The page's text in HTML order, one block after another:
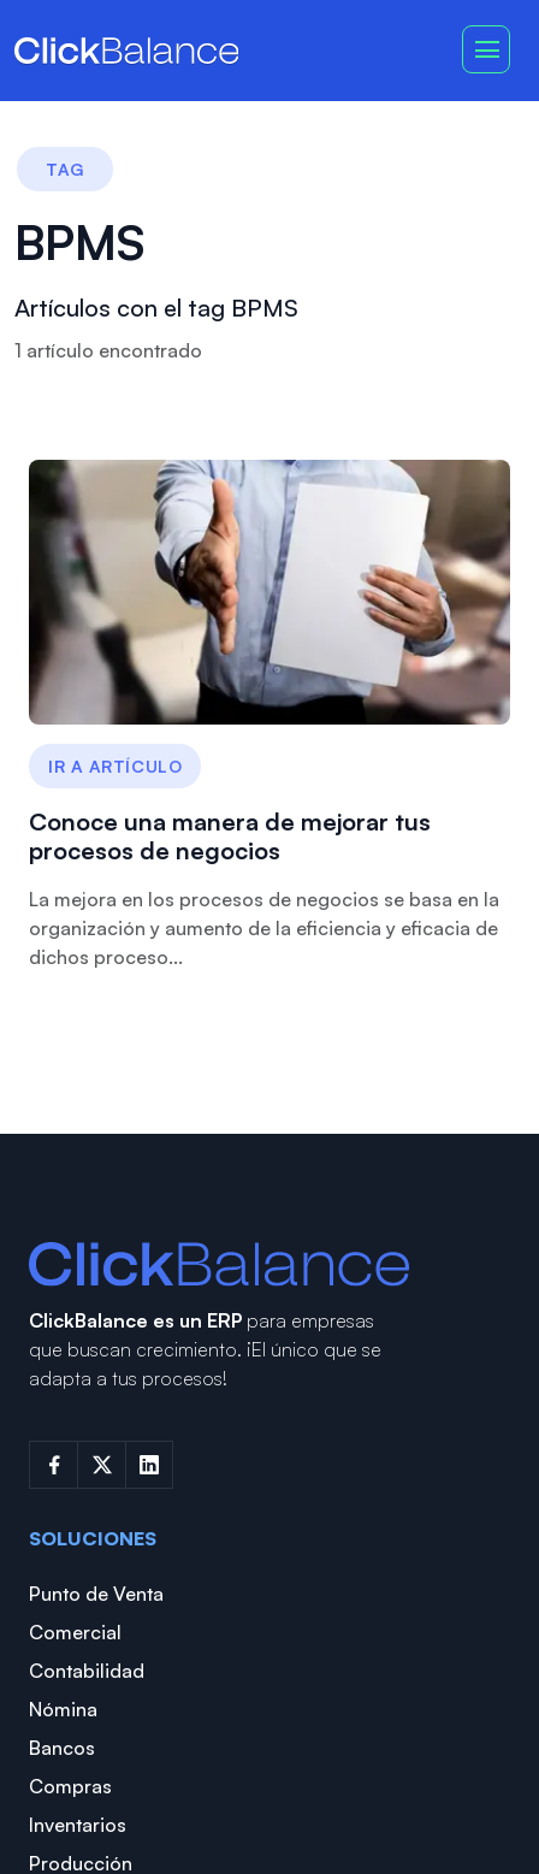
TAG
BPMS
Artículos con el tag BPMS
1 artículo encontrado
IR A ARTÍCULO
Conoce una manera de mejorar tus
procesos de negocios
La mejora en los procesos de negocios se basa en la
organización y aumento de la eficiencia y eficacia de
dichos proceso...
ClickBalance es un ERP para empresas
que buscan crecimiento. ¡El único que se
adapta a tus procesos!
SOLUCIONES
Punto de Venta
Comercial
Contabilidad
Nómina
Bancos
Compras
Inventarios
Producción